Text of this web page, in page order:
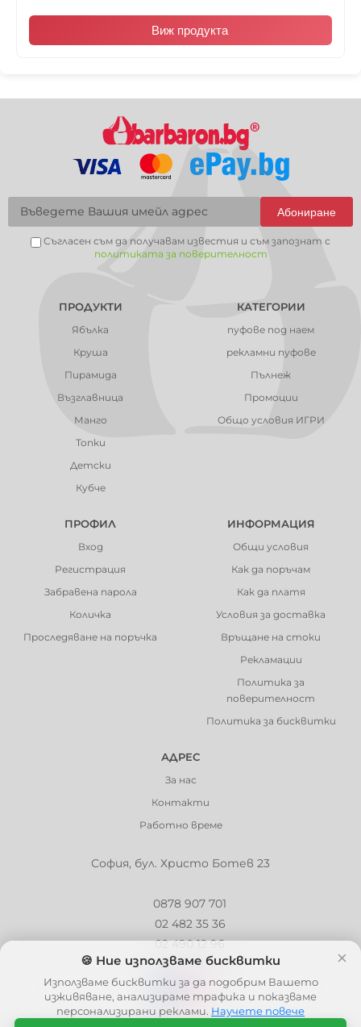
Виж продукта
Абониране
Съгласен съм да получавам известия и съм запознат с
политиката за поверителност
ПРОДУКТИ
Ябълка
Круша
Пирамида
Възглавница
Манго
Топки
Детски
Кубче
КАТЕГОРИИ
пуфове под наем
рекламни пуфове
Пълнеж
Промоции
Общо условия ИГРИ
ПРОФИЛ
Вход
Регистрация
Забравена парола
Количка
Проследяване на поръчка
ИНФОРМАЦИЯ
Общи условия
Как да поръчам
Как да платя
Условия за доставка
Връщане на стоки
Рекламации
Политика за
поверителност
Политика за бисквитки
АДРЕС
За нас
Контакти
Работно време
София, бул. Христо Ботев 23
0878 907 701
02 482 35 36
02 490 12 96
info@barbaron.bg
×
🍪 Ние използваме бисквитки
Използваме бисквитки за да подобрим Вашето
изживяване, анализираме трафика и показваме
персонализирани реклами. Научете повече